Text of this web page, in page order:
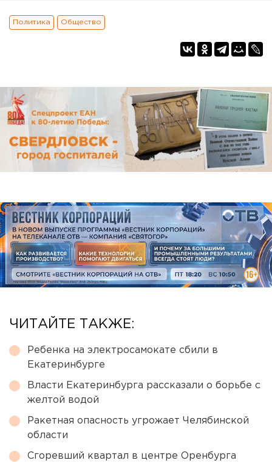
Политика Общество
ЧИТАЙТЕ ТАКЖЕ:
Ребенка на электросамокате сбили в
Екатеринбурге
Власти Екатеринбурга рассказали о борьбе с
желтой водой
Ракетная опасность угрожает Челябинской
области
Сгоревший квартал в центре Оренбурга